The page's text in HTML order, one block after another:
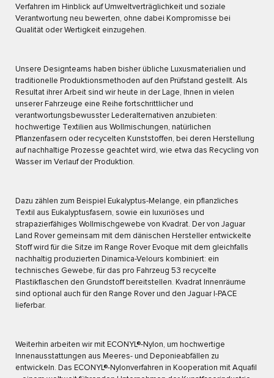
Verfahren im Hinblick auf Umweltverträglichkeit und soziale
Verantwortung neu bewerten, ohne dabei Kompromisse bei
Qualität oder Wertigkeit einzugehen.
Unsere Designteams haben bisher übliche Luxusmaterialien und
traditionelle Produktionsmethoden auf den Prüfstand gestellt. Als
Resultat ihrer Arbeit sind wir heute in der Lage, Ihnen in vielen
unserer Fahrzeuge eine Reihe fortschrittlicher und
verantwortungsbewusster Lederalternativen anzubieten:
hochwertige Textilien aus Wollmischungen, natürlichen
Pflanzenfasern oder recycelten Kunststoffen, bei deren Herstellung
auf nachhaltige Prozesse geachtet wird, wie etwa das Recycling von
Wasser im Verlauf der Produktion.
Dazu zählen zum Beispiel Eukalyptus-Melange, ein pflanzliches
Textil aus Eukalyptusfasern, sowie ein luxuriöses und
strapazierfähiges Wollmischgewebe von Kvadrat. Der von Jaguar
Land Rover gemeinsam mit dem dänischen Hersteller entwickelte
Stoff wird für die Sitze im Range Rover Evoque mit dem gleichfalls
nachhaltig produzierten Dinamica-Velours kombiniert: ein
technisches Gewebe, für das pro Fahrzeug 53 recycelte
Plastikflaschen den Grundstoff bereitstellen. Kvadrat Innenräume
sind optional auch für den Range Rover und den Jaguar I-PACE
lieferbar.
Weiterhin arbeiten wir mit ECONYL®-Nylon, um hochwertige
Innenausstattungen aus Meeres- und Deponieabfällen zu
entwickeln. Das ECONYL®-Nylonverfahren in Kooperation mit Aquafil